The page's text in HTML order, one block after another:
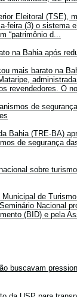
Eleitoral (TSE),
feira (3) o sistema
“patrimônio d...
na Bahia após
mais barato na
revendedores. O
de
Bahia (TRE-BA)
de segurança
sobre
de
Nacional
(BID) e pela
buscavam